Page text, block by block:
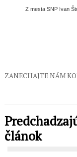
Z mesta SNP Ivan
ZANECHAJTE NÁM
článok